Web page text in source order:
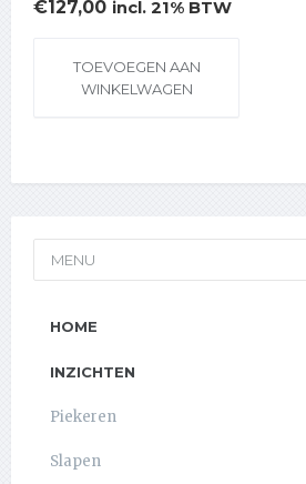
€127,00 incl. 21% BTW
TOEVOEGEN AAN
WINKELWAGEN
MENU
HOME
INZICHTEN
Piekeren
Slapen